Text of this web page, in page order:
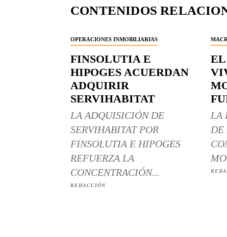
CONTENIDOS
OPERACIONES INMOBILIARIAS
FINSOLUTIA E
HIPOGES ACUERDAN
ADQUIRIR
SERVIHABITAT
LA ADQUISICIÓN DE
SERVIHABITAT POR
FINSOLUTIA E HIPOGES
REFUERZA LA
CONCENTRACIÓN...
REDACCIÓN
LA
DE